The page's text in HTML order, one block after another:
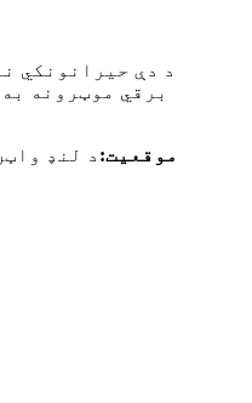
د دې حیرانونکي
موقعیت: د لنډ